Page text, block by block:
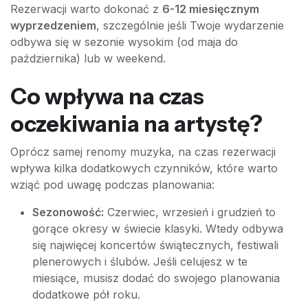
Rezerwacji warto dokonać z 6-12 miesięcznym
wyprzedzeniem, szczególnie jeśli Twoje wydarzenie
odbywa się w sezonie wysokim (od maja do
października) lub w weekend.
Co wpływa na czas
oczekiwania na artystę?
Oprócz samej renomy muzyka, na czas rezerwacji
wpływa kilka dodatkowych czynników, które warto
wziąć pod uwagę podczas planowania:
Sezonowość: Czerwiec, wrzesień i grudzień to
gorące okresy w świecie klasyki. Wtedy odbywa
się najwięcej koncertów świątecznych, festiwali
plenerowych i ślubów. Jeśli celujesz w te
miesiące, musisz dodać do swojego planowania
dodatkowe pół roku.